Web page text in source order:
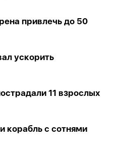
привлечь до 50
ускорить
11 взрослых
корабль с сотнями